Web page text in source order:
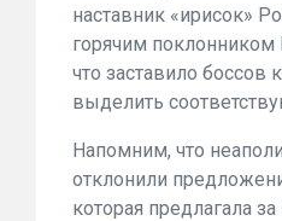
наставник «ирисок»
горячим поклонником
что заставило боссов
выделить
Напомним, что
отклонили
которая предлагала